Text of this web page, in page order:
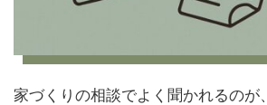
家づくりの相談でよく聞かれるのが、